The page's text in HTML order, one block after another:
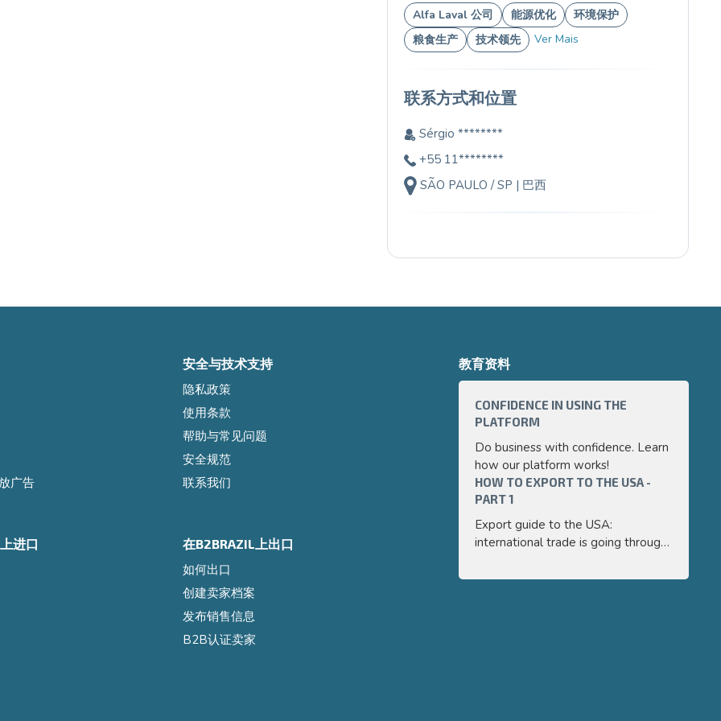
Alfa Laval 公司 能源优化
环境保护
粮食生产
技术领先 Ver Mais
联系方式和位置
Sérgio ********
+55 11********
SÃO PAULO / SP | 巴西
广告
安全与技术支持
隐私政策
使用条款
帮助与常见问题
安全规范
联系我们
进口 在B2BRAZIL上出口
如何出口
创建卖家档案
发布销售信息
B2B认证卖家
教育资料
CONFIDENCE IN USING THE
PLATFORM
Do business with confidence. Learn
how our platform works!
HOW TO EXPORT TO THE USA -
PART 1
Export guide to the USA:
international trade is going through
guide we will cover, in a simplified
guide